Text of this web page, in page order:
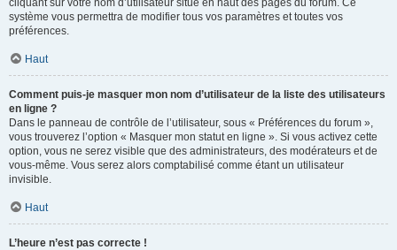
cliquant sur votre nom d’utilisateur situé en haut des pages du forum. Ce
système vous permettra de modifier tous vos paramètres et toutes vos
préférences.
Haut
Comment puis-je masquer mon nom d’utilisateur de la liste des utilisateurs
en ligne ?
Dans le panneau de contrôle de l’utilisateur, sous « Préférences du forum »,
vous trouverez l’option « Masquer mon statut en ligne ». Si vous activez cette
option, vous ne serez visible que des administrateurs, des modérateurs et de
vous-même. Vous serez alors comptabilisé comme étant un utilisateur
invisible.
Haut
L’heure n’est pas correcte !